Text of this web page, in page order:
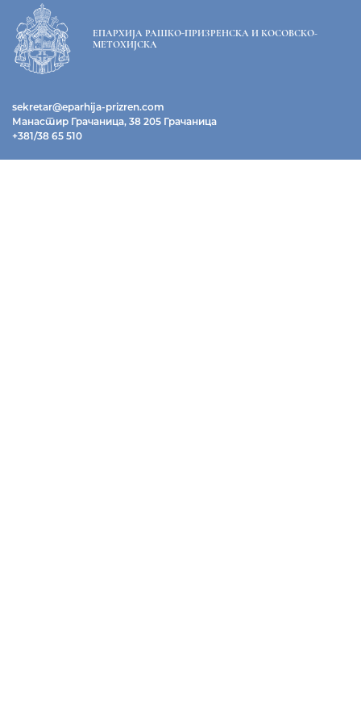
ЕПАРХИЈА РАШКО-ПРИЗРЕНСКА И КОСОВСКО-
МЕТОХИЈСКА
sekretar@eparhija-prizren.com
Манастир Грачаница, 38 205 Грачаница
+381/38 65 510